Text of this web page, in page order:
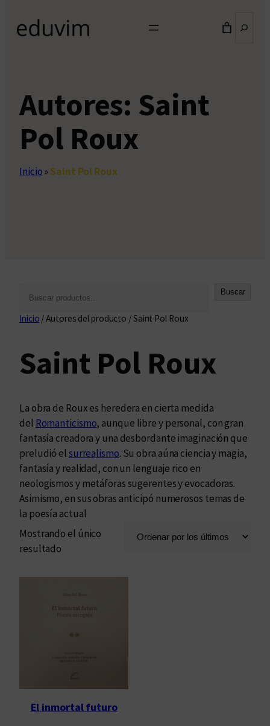
Autores: Saint
Pol Roux
Inicio»Saint Pol Roux
s
r
Buscar
Inicio / Autores del producto / Saint Pol Roux
Saint Pol Roux
La obra de Roux es heredera en cierta medida
del Romanticismo, aunque libre y personal, con gran
fantasía creadora y una desbordante imaginación que
preludió elsurrealismo. Su obra aúna ciencia y magia,
fantasía y realidad, con un lenguaje rico en
neologismos y metáforas sugerentes y evocadoras.
Asimismo, en sus obras anticipó numerosos temas de
la poesía actual
Mostrando el único
resultado
El inmortal futuro